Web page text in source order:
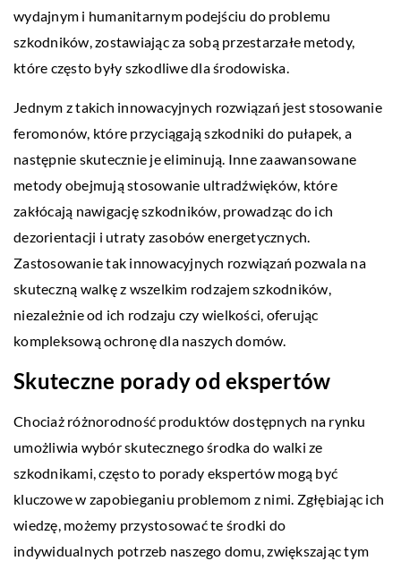
wydajnym i humanitarnym podejściu do problemu
szkodników, zostawiając za sobą przestarzałe metody,
które często były szkodliwe dla środowiska.
Jednym z takich innowacyjnych rozwiązań jest stosowanie
feromonów, które przyciągają szkodniki do pułapek, a
następnie skutecznie je eliminują. Inne zaawansowane
metody obejmują stosowanie ultradźwięków, które
zakłócają nawigację szkodników, prowadząc do ich
dezorientacji i utraty zasobów energetycznych.
Zastosowanie tak innowacyjnych rozwiązań pozwala na
skuteczną walkę z wszelkim rodzajem szkodników,
niezależnie od ich rodzaju czy wielkości, oferując
kompleksową ochronę dla naszych domów.
Skuteczne porady od ekspertów
Chociaż różnorodność produktów dostępnych na rynku
umożliwia wybór skutecznego środka do walki ze
szkodnikami, często to porady ekspertów mogą być
kluczowe w zapobieganiu problemom z nimi. Zgłębiając ich
wiedzę, możemy przystosować te środki do
indywidualnych potrzeb naszego domu, zwiększając tym